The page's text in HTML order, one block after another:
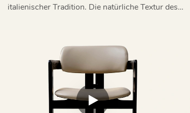
italienischer Tradition. Die natürliche Textur des
komfortabel als auch zeitlos elegant ist.